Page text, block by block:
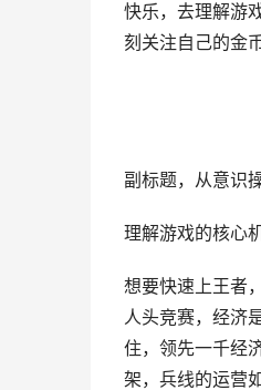
快乐，去理解游
刻关注自己的金
副标题，从意识
理解游戏的核心
想要快速上王者
人头竞赛，经济
住，领先一千经
架，兵线的运营